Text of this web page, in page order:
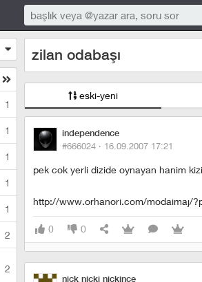
1
1
1
1
1
2
2
zilan odabaşı
eski-yeni
independence
#666024 · 16.09.2007 17:21
pek cok yerli dizide oynayan hanim
http://www.orhanori.com/modaimaj/
0 0
nick nicki nickince